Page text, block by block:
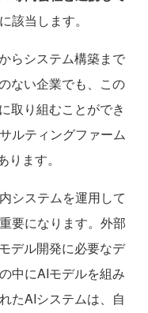
該当します。
らシステム構築まで
ない企業でも、この
取り組むことができ
ルティングファーム
ます。
システムを運用して
要になります。外部
デル開発に必要なデ
中にAIモデルを組み
たAIシステムは、自